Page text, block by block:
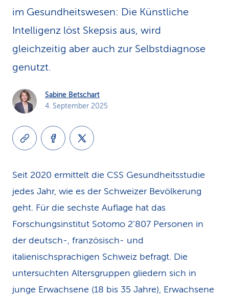
im Gesundheitswesen: Die Künstliche
Intelligenz löst Skepsis aus, wird
gleichzeitig aber auch zur Selbstdiagnose
genutzt.
Sabine Betschart
4. September 2025
Seit 2020 ermittelt die CSS Gesundheitsstudie
jedes Jahr, wie es der Schweizer Bevölkerung
geht. Für die sechste Auflage hat das
Forschungsinstitut Sotomo 2’807 Personen in
der deutsch-, französisch- und
italienischsprachigen Schweiz befragt. Die
untersuchten Altersgruppen gliedern sich in
junge Erwachsene (18 bis 35 Jahre), Erwachsene